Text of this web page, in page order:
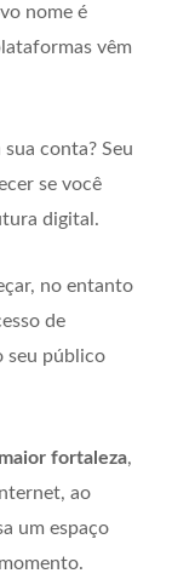
nome é
vêm
conta? Seu
se você
digital.
no entanto
de
seu público
fortaleza,
ao
um espaço